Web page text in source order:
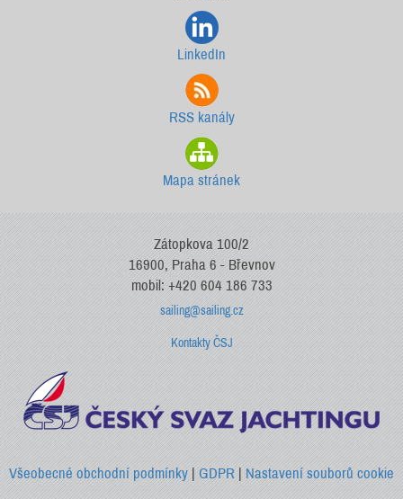
LinkedIn
RSS kanály
Mapa stránek
Zátopkova 100/2
16900, Praha 6 - Břevnov
mobil: +420 604 186 733
sailing@sailing.cz
Kontakty ČSJ
Všeobecné obchodní podmínky| GDPR|Nastavení souborů cookie